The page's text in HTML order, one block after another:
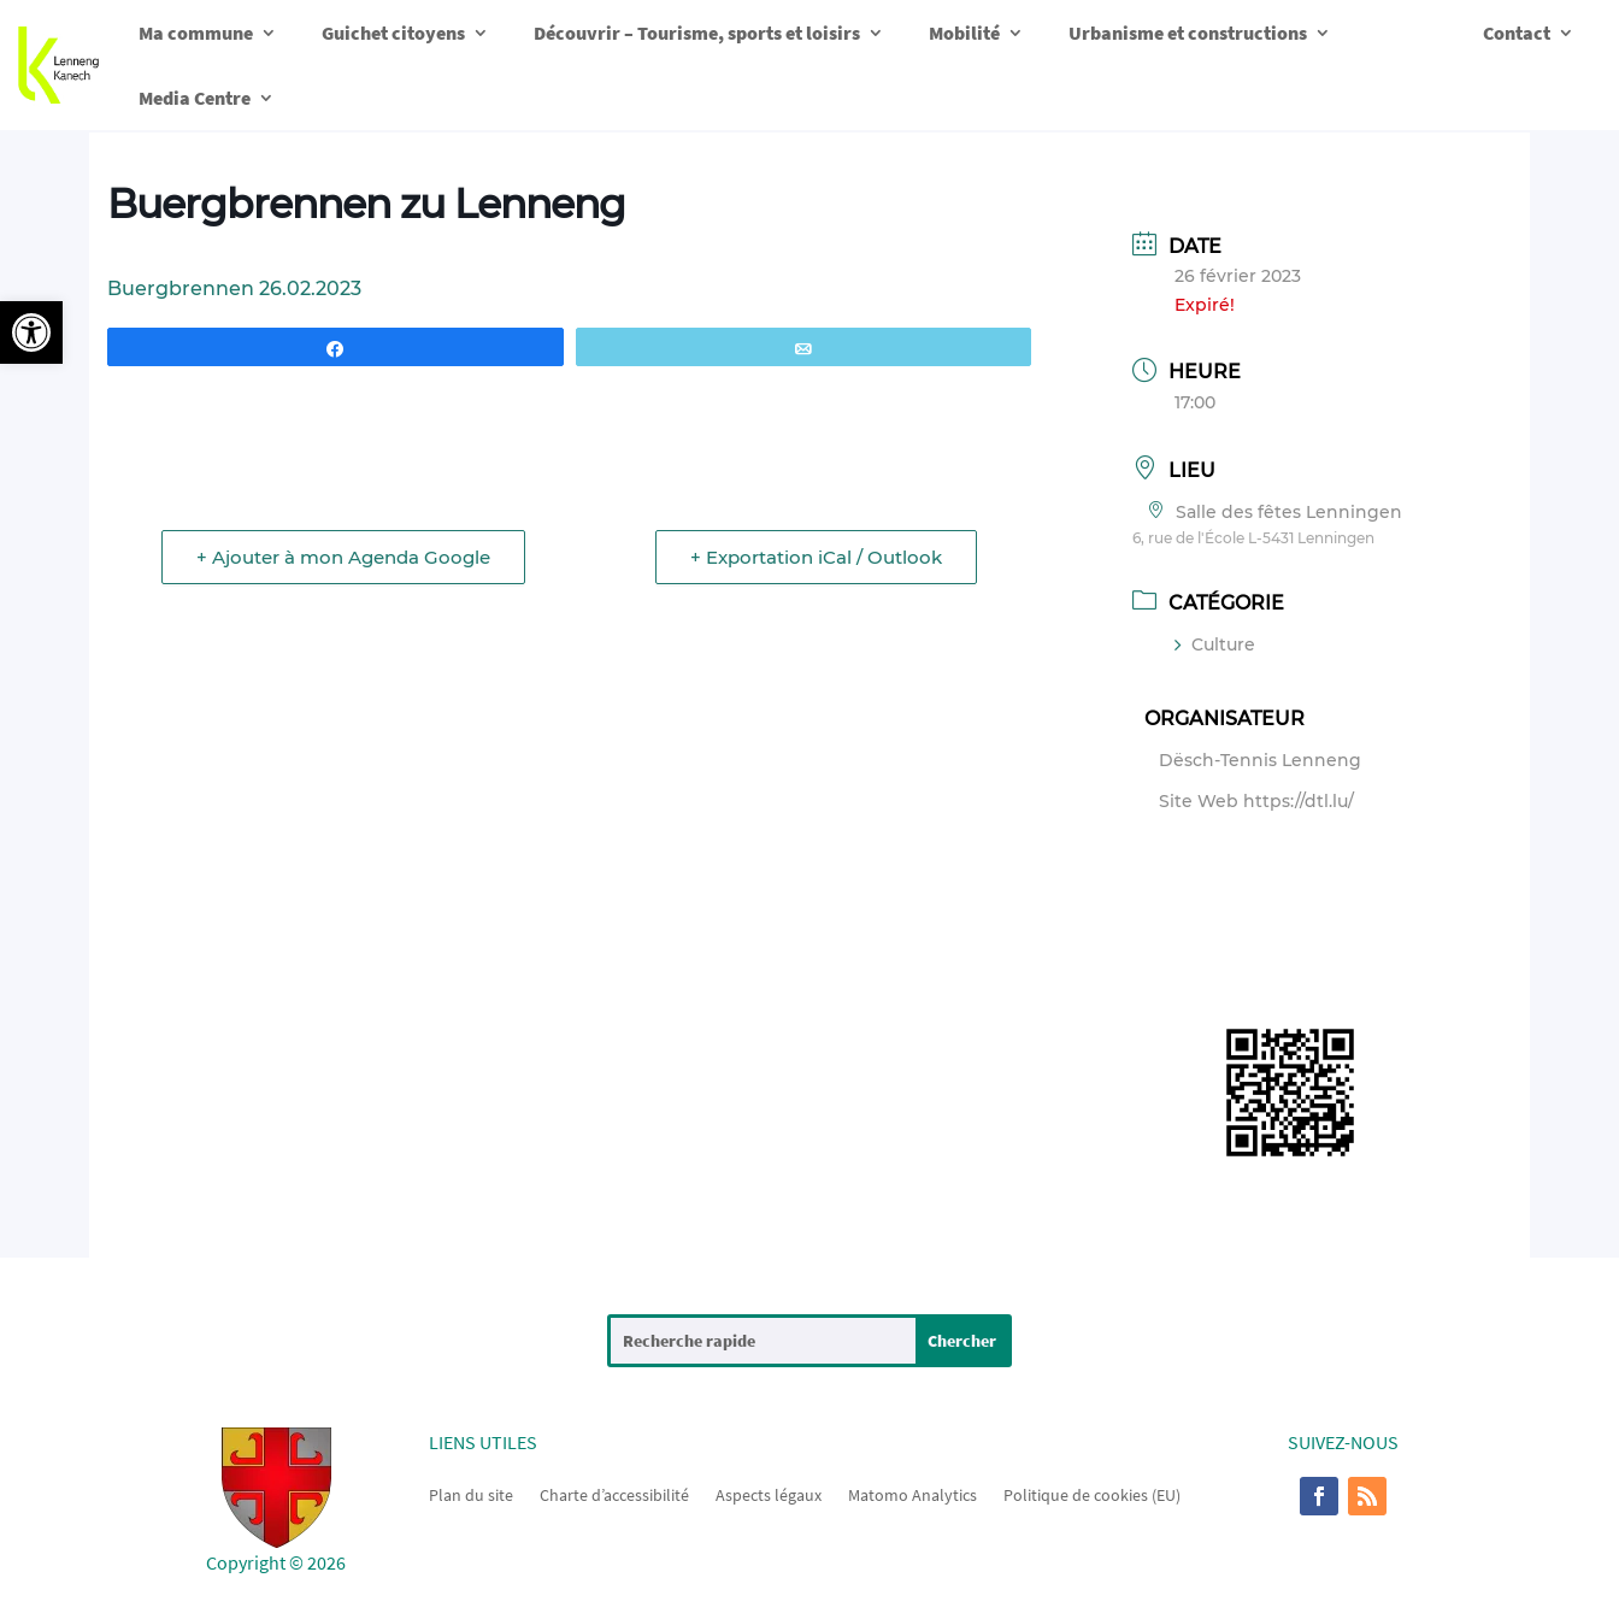
Ma commune Guichet citoyens Découvrir – Tourisme, sports et loisirs Mobilité Urbanisme et constructions Contact
Media Centre
Buergbrennen zu Lenneng
Buergbrennen 26.02.2023
+ Ajouter à mon Agenda Google + Exportation iCal / Outlook
DATE
26 février 2023
Expiré!
HEURE
17:00
LIEU
Salle des fêtes Lenningen
6, rue de l'École L-5431 Lenningen
CATÉGORIE
Culture
ORGANISATEUR
Dësch-Tennis Lenneng
Site Web https://dtl.lu/
Copyright © 2026
LIENS UTILES
Plan du site Charte d’accessibilité Aspects légaux Matomo Analytics Politique de cookies (EU)
SUIVEZ-NOUS
Ouvrir la barre d’outils